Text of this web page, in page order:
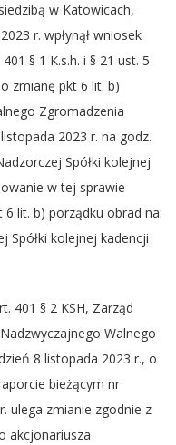
w Katowicach,
r. wpłynął wniosek
§ 1 K.s.h. i § 21 ust. 5
zmianę pkt 6 lit. b)
Zgromadzenia
2023 r. na godz.
Spółki kolejnej
w tej sprawie
lit. b) porządku obrad na:
Spółki kolejnej kadencji
401 § 2 KSH, Zarząd
Walnego
8 listopada 2023 r., o
bieżącym nr
ulega zmianie zgodnie z
akcjonariusza